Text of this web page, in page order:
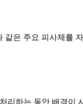
같은 주요 피사체를
리하는 동안 배경이